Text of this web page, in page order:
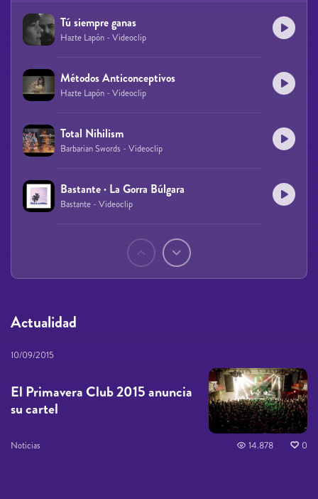
Tú siempre ganas
Hazte Lapón - Videoclip
Métodos Anticonceptivos
Hazte Lapón - Videoclip
Total Nihilism
Barbarian Swords - Videoclip
Bastante · La Gorra Búlgara
Bastante - Videoclip
Actualidad
10/09/2015
El Primavera Club 2015 anuncia
su cartel
Noticias 14.878 0